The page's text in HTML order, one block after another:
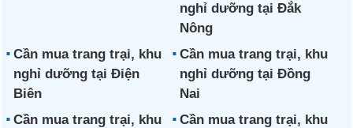
nghỉ dưỡng tại Đắk
Nông
Cần mua trang trại, khu
nghỉ dưỡng tại Điện
Biên
Cần mua trang trại, khu
nghỉ dưỡng tại Đồng
Nai
Cần mua trang trại, khu
Cần mua trang trại, khu